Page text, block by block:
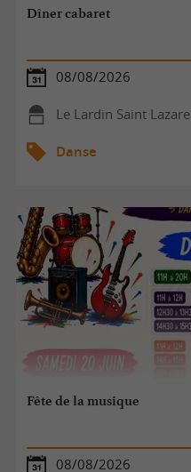
Dîner cabaret
08/08/2026
Le Lardin Saint Lazare
Danse
Fête de la musique
08/08/2026